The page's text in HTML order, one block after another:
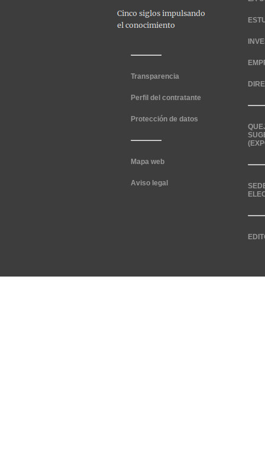
Transparencia
Perfil del contratante
Protección de datos
Mapa web
Aviso legal